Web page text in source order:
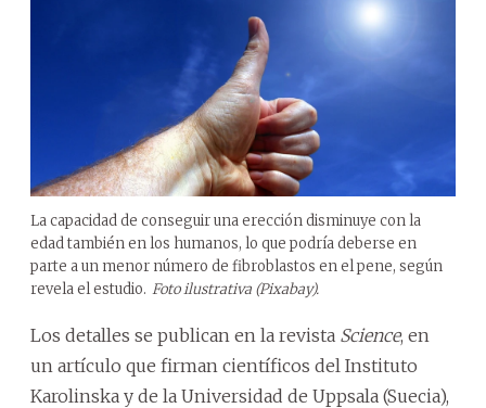
La capacidad de conseguir una erección disminuye con la
edad también en los humanos, lo que podría deberse en
parte a un menor número de fibroblastos en el pene, según
revela el estudio. Foto ilustrativa (Pixabay).
Los detalles se publican en la revista Science, en
un artículo que firman científicos del Instituto
Karolinska y de la Universidad de Uppsala (Suecia),